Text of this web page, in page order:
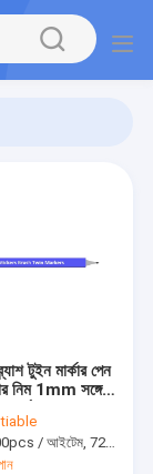
টুইন মার্কার পেন
নিম 1mm সঙ্গে
/ আইটেম, 720pcs / রঙ